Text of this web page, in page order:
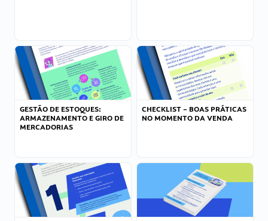
GESTÃO DE ESTOQUES:
ARMAZENAMENTO E GIRO DE
MERCADORIAS
CHECKLIST – BOAS PRÁTICAS
NO MOMENTO DA VENDA